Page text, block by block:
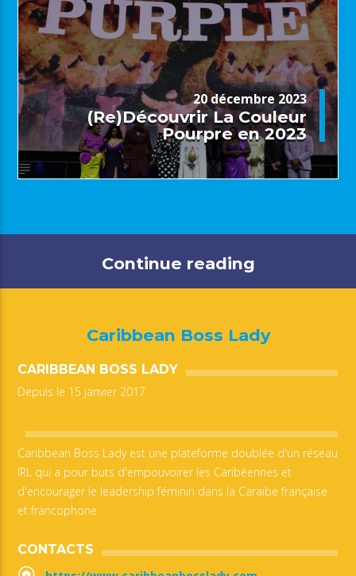
20 décembre 2023
(Re)Découvrir La Couleur
Pourpre en 2023
Continue reading
Caribbean Boss Lady
CARIBBEAN BOSS LADY
Depuis le 15 janvier 2017.
Caribbean Boss Lady est une plateforme doublée d'un réseau
IRL qui a pour buts d'empouvoirer les Caribéennes et
d'encourager le leadership féminin dans la Caraïbe française
et francophone.
CONTACTS